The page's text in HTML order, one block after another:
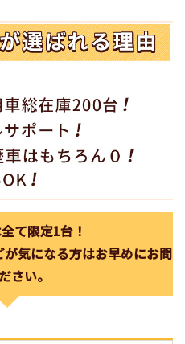
て限定1台！
気になる方はお早めにお問
さい。